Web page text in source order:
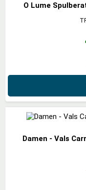
O Lume
Damen - Vals